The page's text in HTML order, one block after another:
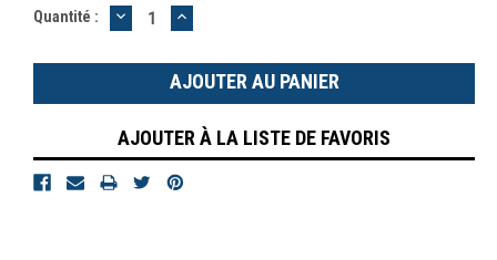
Quantité : DIMINUER
LA
:
AUGMENTER
LA
:
AJOUTER À LA LISTE DE FAVORIS